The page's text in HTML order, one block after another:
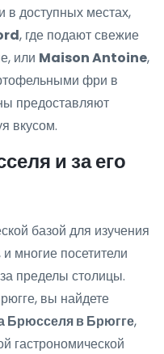
в доступных местах,
, где подают свежие
или Maison Antoine,
фри в
предоставляют
вкусом.
и за его
базой для изучения
многие посетители
пределы столицы.
вы найдете
Брюсселя в Брюгге,
гастрономической